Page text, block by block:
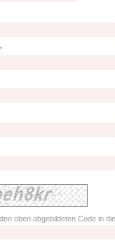
*
oben abgebildeten Code in